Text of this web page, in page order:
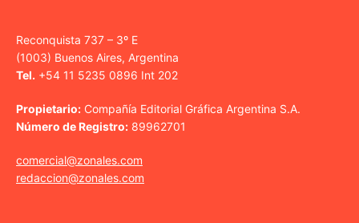
Reconquista 737 – 3º E
(1003) Buenos Aires, Argentina
Tel. +54 11 5235 0896 Int 202
Propietario: Compañía Editorial Gráfica Argentina S.A.
Número de Registro: 89962701
comercial@zonales.com
redaccion@zonales.com